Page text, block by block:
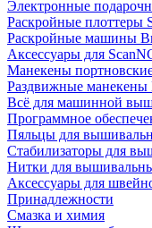
Электронные
Раскройные плоттеры
Раскройные машины
Аксессуары для
Манекены
Раздвижные манекены
Всё для машинной
Программное
Пяльцы для
Стабилизаторы для
Нитки для
Аксессуары для
Принадлежности
Смазка и химия